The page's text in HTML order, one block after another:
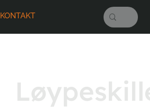
KONTAKT